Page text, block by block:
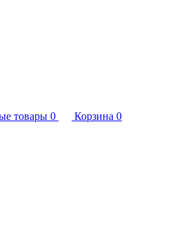
товары 0 Корзина 0